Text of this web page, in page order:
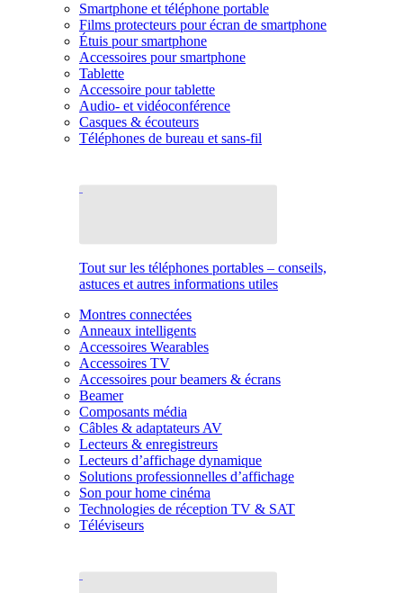
Smartphone et téléphone portable
Films protecteurs pour écran de smartphone
Étuis pour smartphone
Accessoires pour smartphone
Tablette
Accessoire pour tablette
Audio- et vidéoconférence
Casques & écouteurs
Téléphones de bureau et sans-fil
Tout sur les téléphones portables – conseils,
astuces et autres informations utiles
Montres connectées
Anneaux intelligents
Accessoires Wearables
Accessoires TV
Accessoires pour beamers & écrans
Beamer
Composants média
Câbles & adaptateurs AV
Lecteurs & enregistreurs
Lecteurs d’affichage dynamique
Solutions professionnelles d’affichage
Son pour home cinéma
Technologies de réception TV & SAT
Téléviseurs